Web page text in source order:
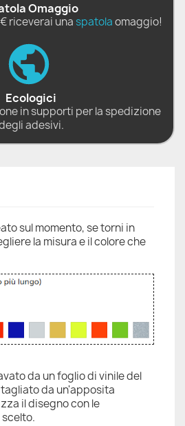
Omaggio
riceverai una spatolaomaggio!
Ecologici
in supporti per la spedizione
adesivi.
sul momento, se torni in
la misura e il colore che
da un foglio di vinile del
da un'apposita
il disegno con le